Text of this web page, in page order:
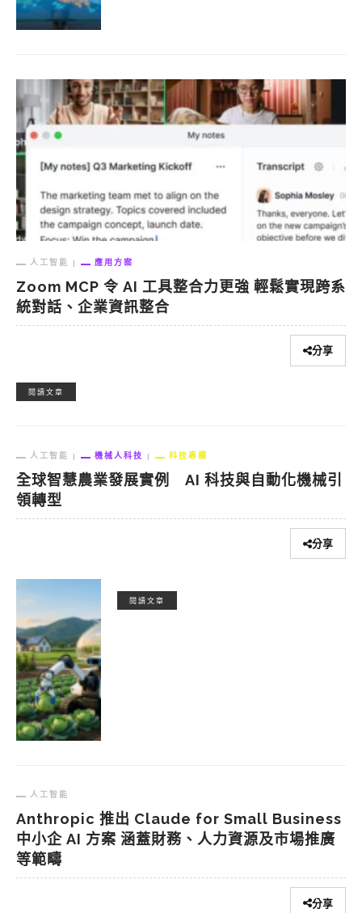
人工智能 應用方案
Zoom MCP 令 AI 工具整合力更強 輕鬆實現跨系
統對話、企業資訊整合
分享
閱讀文章
人工智能 機械人科技 科技專欄
全球智慧農業發展實例 AI 科技與自動化機械引
領轉型
分享
閱讀文章
人工智能
Anthropic 推出 Claude for Small Business
中小企 AI 方案 涵蓋財務、人力資源及市場推廣
等範疇
分享